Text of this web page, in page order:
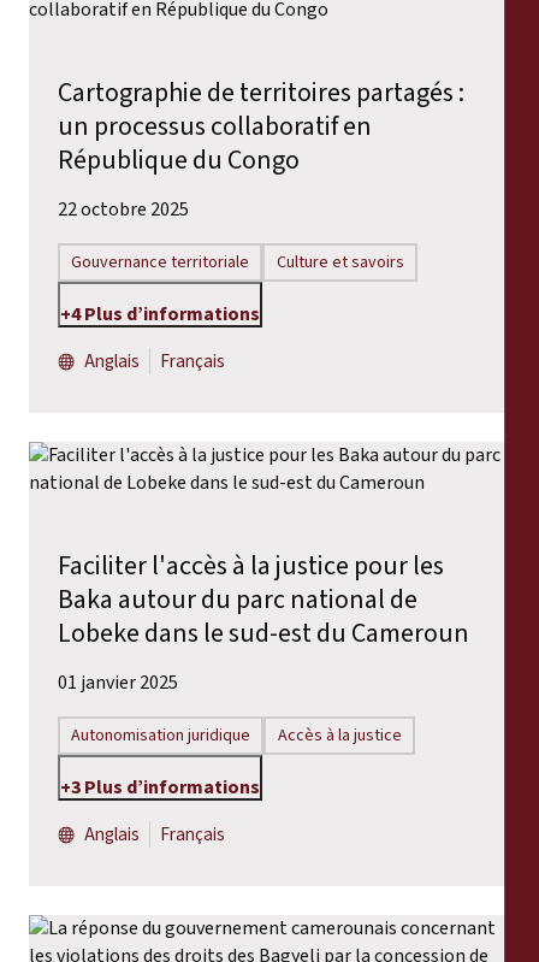
Cartographie de territoires partagés :
un processus collaboratif en
République du Congo
22 octobre 2025
Gouvernance territoriale Culture et savoirs
+4 Plus d’informations
Anglais
Français
Faciliter l'accès à la justice pour les
Baka autour du parc national de
Lobeke dans le sud-est du Cameroun
01 janvier 2025
Autonomisation juridique Accès à la justice
+3 Plus d’informations
Anglais
Français